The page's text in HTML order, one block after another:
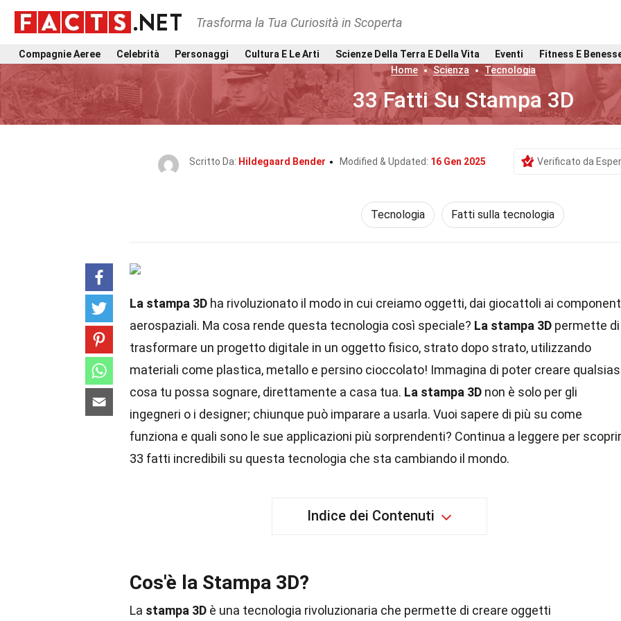
Trasforma la Tua Curiosità in Scoperta
Compagnie Aeree Celebrità Personaggi Cultura E Le Arti Scienze Della Terra E Della Vita Eventi
Fitness E
Home
Scienza Tecnologia
33 Fatti Su Stampa 3D
Scritto Da: Hildegaard Bender Modified & Updated: 16 Gen 2025 Verificato da
Tecnologia Fatti sulla tecnologia
La stampa 3D ha rivoluzionato il modo in cui creiamo oggetti, dai giocattoli ai
aerospaziali. Ma cosa rende questa tecnologia così speciale? La stampa 3D permette di
trasformare un progetto digitale in un oggetto fisico, strato dopo strato, utilizzando
materiali come plastica, metallo e persino cioccolato! Immagina di poter creare
cosa tu possa sognare, direttamente a casa tua. La stampa 3D non è solo per gli
ingegneri o i designer; chiunque può imparare a usarla. Vuoi sapere di più su come
funziona e quali sono le sue applicazioni più sorprendenti? Continua a leggere per
33 fatti incredibili su questa tecnologia che sta cambiando il mondo.
Indice dei Contenuti
Cos'è la Stampa 3D?
La stampa 3D è una tecnologia rivoluzionaria che permette di creare oggetti